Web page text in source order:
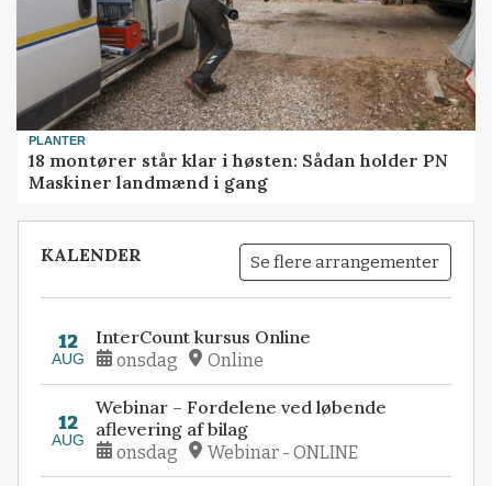
PLANTER
18 montører står klar i høsten: Sådan holder PN
Maskiner landmænd i gang
KALENDER Se flere arrangementer
12
AUG
InterCount kursus Online
onsdag Online
12
AUG
Webinar – Fordelene ved løbende
aflevering af bilag
onsdag Webinar - ONLINE